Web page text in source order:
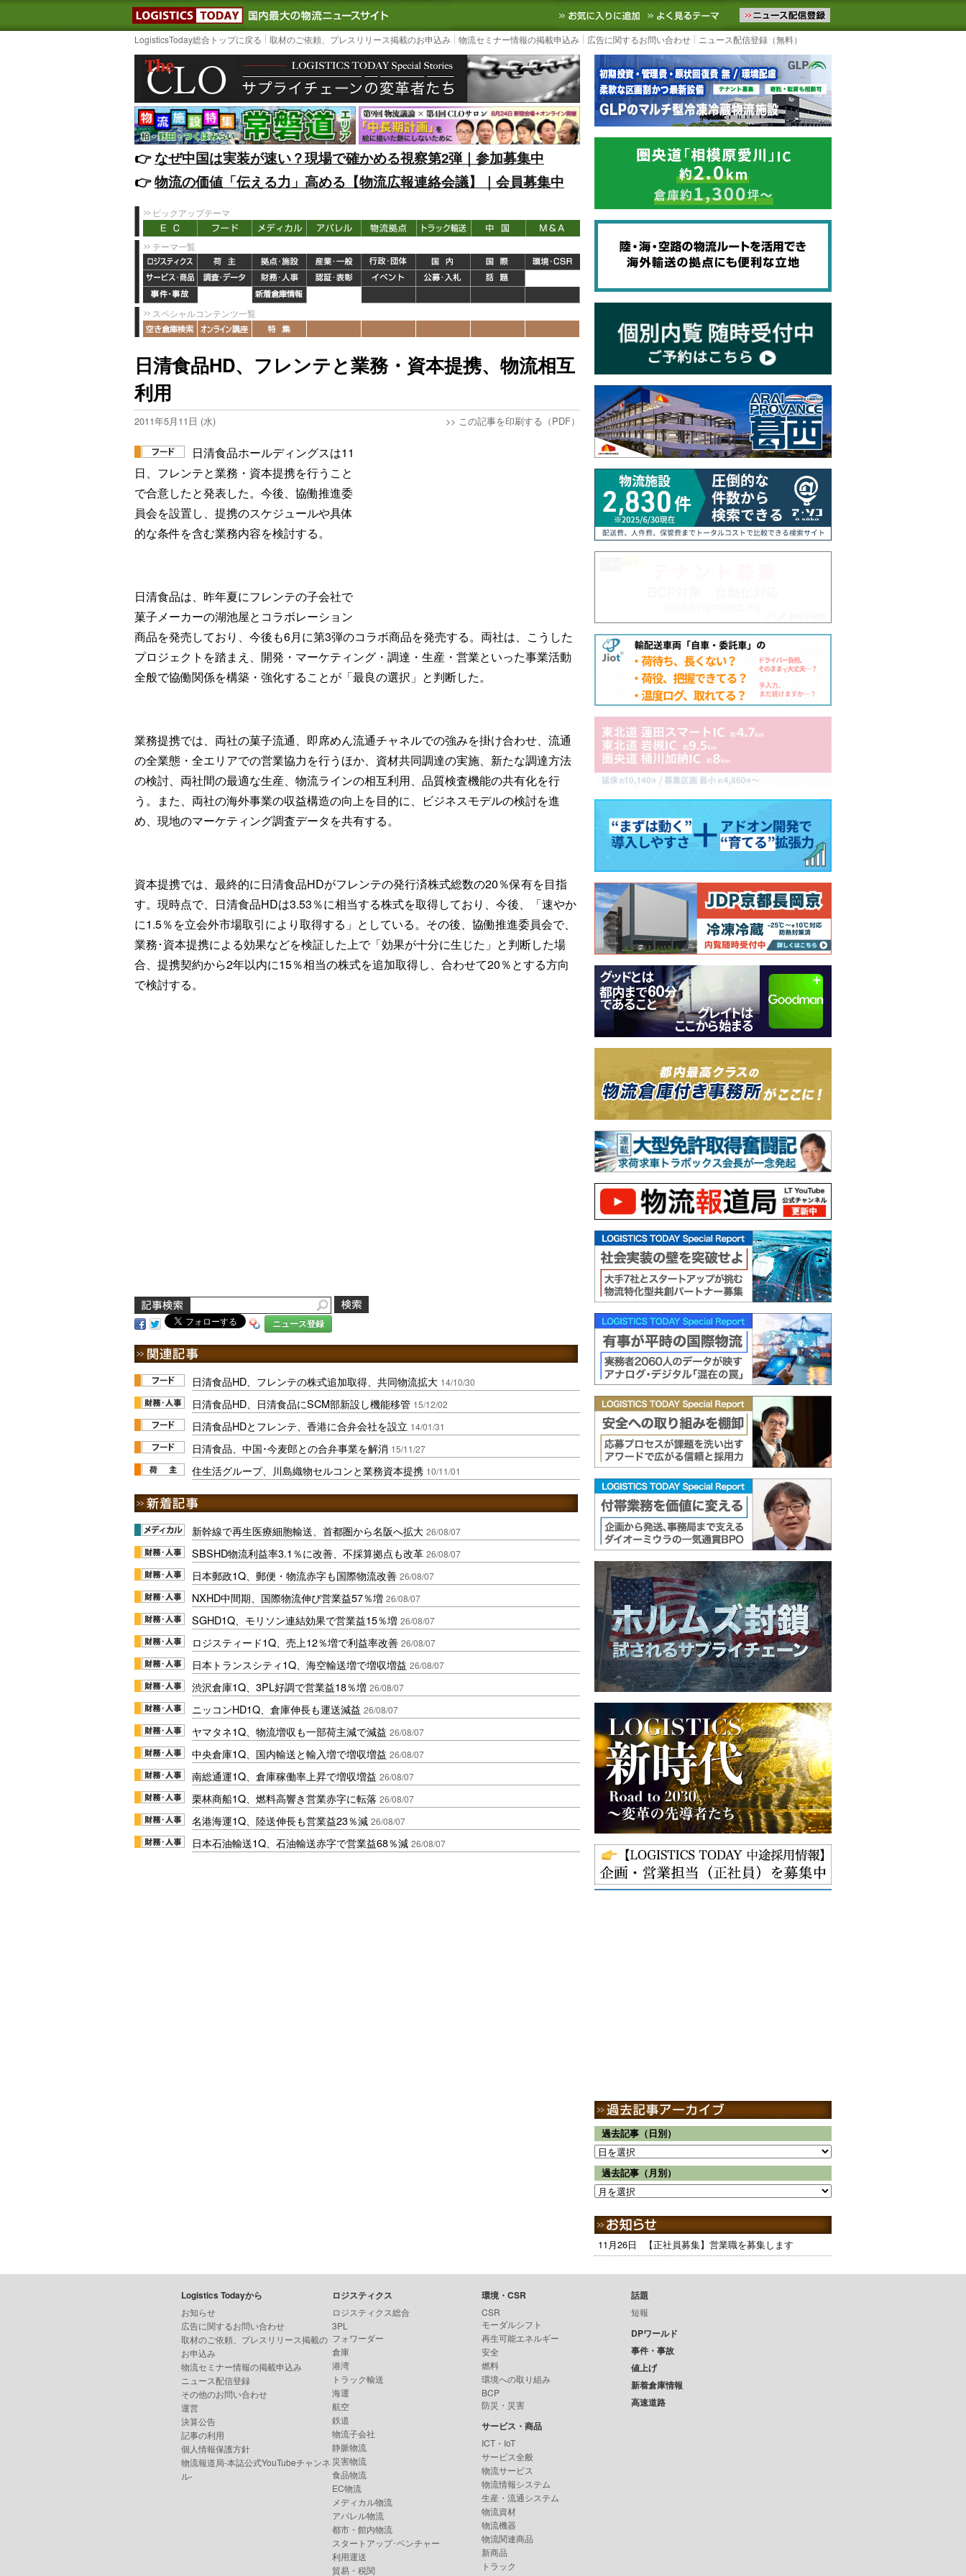
LOGISTICS TODAY｜国内最大の物流ニュースサイト3PL, SCMなど国内外の最新の物流ニュースをお届けします。物流ニュースメール配信を登録す
お気に入りに追加 よく見るテーマ
LogisticsToday総合トップに戻る 取材のご依頼、プレスリリース掲載のお申込み 物流セミナー情報の掲載申込み 広告に関するお問い合わせ ニュース配信登録（無料）
👉️なぜ中国は実装が速い？現場で確かめる視察第2弾｜参加募集中
👉️物流の価値「伝える力」高める【物流広報連絡会議】｜会員募集中
ピックアップテーマ
テーマ一覧
スペシャルコンテンツ一覧
日清食品HD、フレンテと業務・資本提携、物流相互
利用
2011年5月11日 (水) >> この記事を印刷する（PDF）
日清食品ホールディングスは11
日、フレンテと業務・資本提携を行うこと
で合意したと発表した。今後、協働推進委
員会を設置し、提携のスケジュールや具体
的な条件を含む業務内容を検討する。
日清食品は、昨年夏にフレンテの子会社で
菓子メーカーの湖池屋とコラボレーション
商品を発売しており、今後も6月に第3弾のコラボ商品を発売する。両社は、こうした
プロジェクトを踏まえ、開発・マーケティング・調達・生産・営業といった事業活動
全般で協働関係を構築・強化することが「最良の選択」と判断した。
業務提携では、両社の菓子流通、即席めん流通チャネルでの強みを掛け合わせ、流通
の全業態・全エリアでの営業協力を行うほか、資材共同調達の実施、新たな調達方法
の検討、両社間の最適な生産、物流ラインの相互利用、品質検査機能の共有化を行
う。また、両社の海外事業の収益構造の向上を目的に、ビジネスモデルの検討を進
め、現地のマーケティング調査データを共有する。
資本提携では、最終的に日清食品HDがフレンテの発行済株式総数の20％保有を目指
す。現時点で、日清食品HDは3.53％に相当する株式を取得しており、今後、「速やか
に1.5％を立会外市場取引により取得する」としている。その後、協働推進委員会で、
業務･資本提携による効果などを検証した上で「効果が十分に生じた」と判断した場
合、提携契約から2年以内に15％相当の株式を追加取得し、合わせて20％とする方向
で検討する。
ニュース登録
日清食品HD、フレンテの株式追加取得、共同物流拡大 14/10/30
日清食品HD、日清食品にSCM部新設し機能移管 15/12/02
日清食品HDとフレンテ、香港に合弁会社を設立 14/01/31
日清食品、中国･今麦郎との合弁事業を解消 15/11/27
住生活グループ、川島織物セルコンと業務資本提携 10/11/01
新幹線で再生医療細胞輸送、首都圏から名阪へ拡大 26/08/07
SBSHD物流利益率3.1％に改善、不採算拠点も改革 26/08/07
日本郵政1Q、郵便・物流赤字も国際物流改善 26/08/07
NXHD中間期、国際物流伸び営業益57％増 26/08/07
SGHD1Q、モリソン連結効果で営業益15％増 26/08/07
ロジスティード1Q、売上12％増で利益率改善 26/08/07
日本トランスシティ1Q、海空輸送増で増収増益 26/08/07
渋沢倉庫1Q、3PL好調で営業益18％増 26/08/07
ニッコンHD1Q、倉庫伸長も運送減益 26/08/07
ヤマタネ1Q、物流増収も一部荷主減で減益 26/08/07
中央倉庫1Q、国内輸送と輸入増で増収増益 26/08/07
南総通運1Q、倉庫稼働率上昇で増収増益 26/08/07
栗林商船1Q、燃料高響き営業赤字に転落 26/08/07
名港海運1Q、陸送伸長も営業益23％減 26/08/07
日本石油輸送1Q、石油輸送赤字で営業益68％減 26/08/07
過去記事（日別）
過去記事（月別）
11月26日 【正社員募集】営業職を募集します
Logistics Todayから
お知らせ
広告に関するお問い合わせ
取材のご依頼、プレスリリース掲載の
お申込み
物流セミナー情報の掲載申込み
ニュース配信登録
その他のお問い合わせ
運営
決算公告
記事の利用
個人情報保護方針
物流報道局-本誌公式YouTubeチャンネ
ル-
ロジスティクス
ロジスティクス総合
3PL
フォワーダー
倉庫
港湾
トラック輸送
海運
航空
鉄道
物流子会社
静脈物流
災害物流
食品物流
EC物流
メディカル物流
アパレル物流
都市・館内物流
スタートアップ･ベンチャー
利用運送
貿易・税関
環境・CSR
CSR
モーダルシフト
再生可能エネルギー
安全
燃料
環境への取り組み
BCP
防災・災害
サービス・商品
ICT・IoT
サービス全般
物流サービス
物流情報システム
生産・流通システム
物流資材
物流機器
物流関連商品
新商品
トラック
話題
短報
DPワールド
事件・事故
値上げ
新着倉庫情報
高速道路